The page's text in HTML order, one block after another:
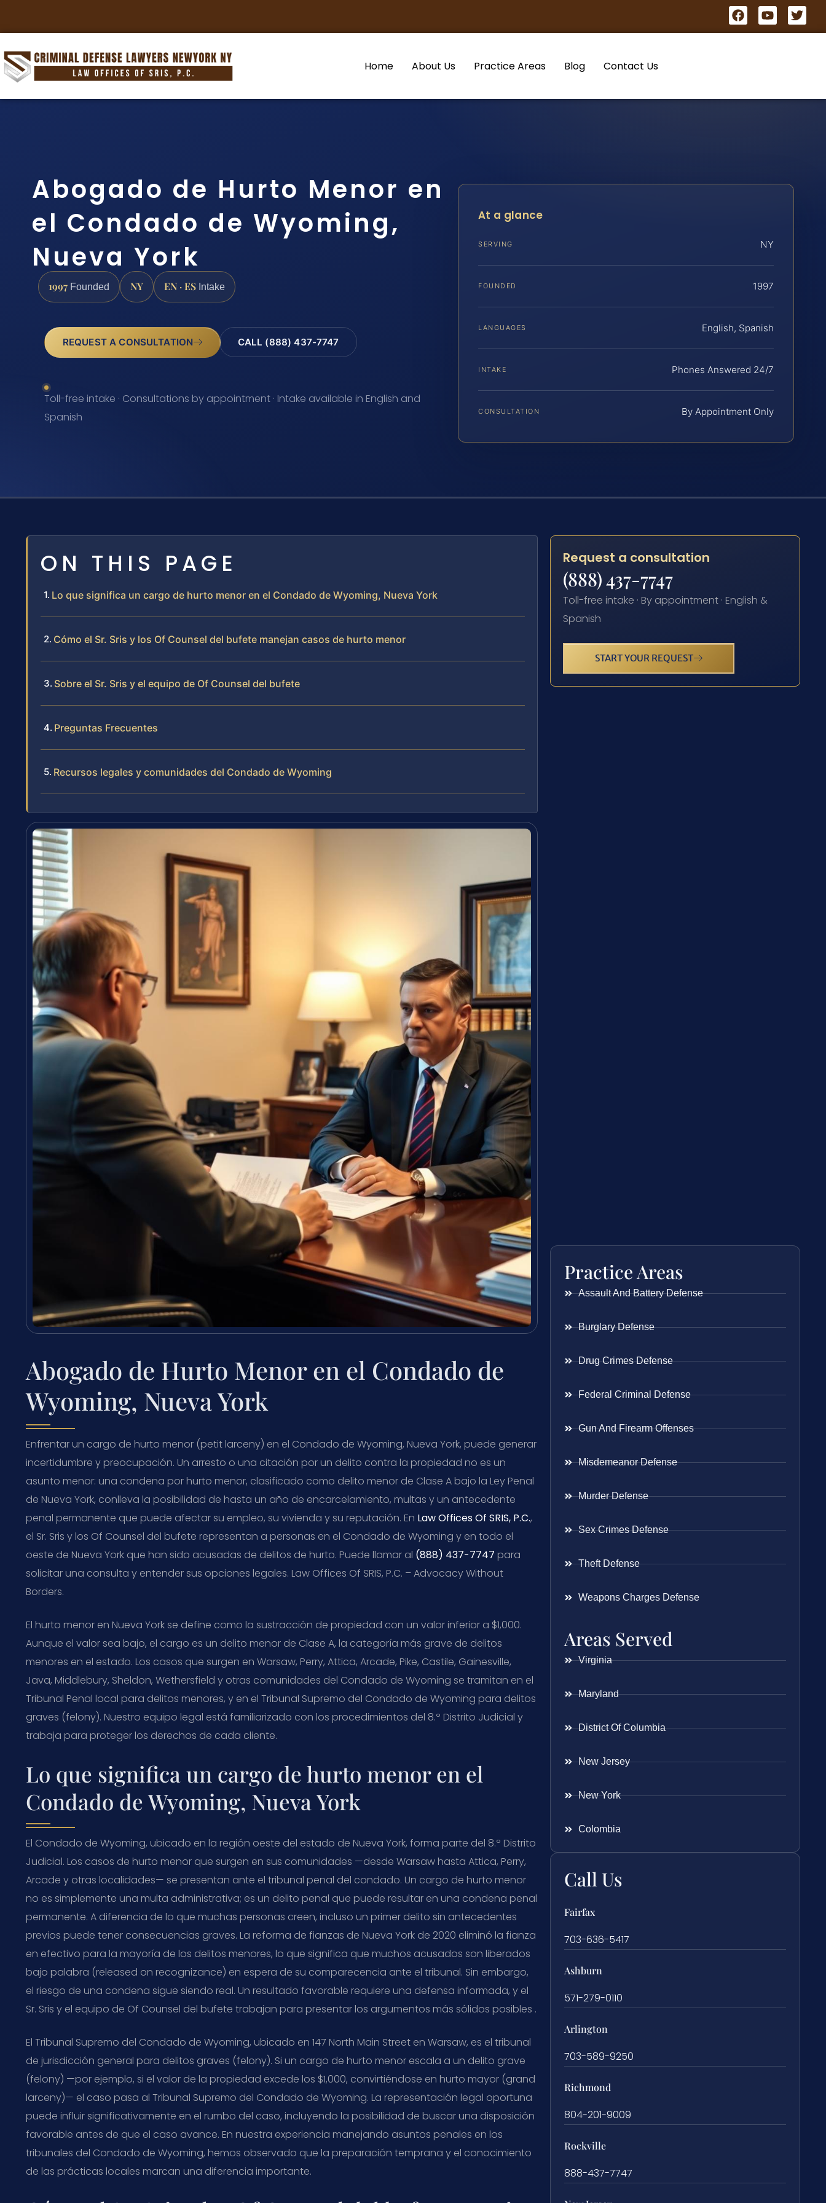
Home About Us Practice Areas Blog Contact Us
Abogado de Hurto Menor en
el Condado de Wyoming,
Nueva York
1997 Founded NY EN · ES Intake
REQUEST A CONSULTATION CALL (888) 437-7747
Toll-free intake · Consultations by appointment · Intake available in English and
Spanish
At a glance
SERVING NY
FOUNDED 1997
LANGUAGES English, Spanish
INTAKE Phones Answered 24/7
CONSULTATION By Appointment Only
ON THIS PAGE
Lo que significa un cargo de hurto menor en el Condado de Wyoming, Nueva York
Cómo el Sr. Sris y los Of Counsel del bufete manejan casos de hurto menor
Sobre el Sr. Sris y el equipo de Of Counsel del bufete
Preguntas Frecuentes
Recursos legales y comunidades del Condado de Wyoming
Abogado de Hurto Menor en el Condado de
Wyoming, Nueva York
Enfrentar un cargo de hurto menor (petit larceny) en el Condado de Wyoming, Nueva York, puede generar
incertidumbre y preocupación. Un arresto o una citación por un delito contra la propiedad no es un
asunto menor: una condena por hurto menor, clasificado como delito menor de Clase A bajo la Ley Penal
de Nueva York, conlleva la posibilidad de hasta un año de encarcelamiento, multas y un antecedente
penal permanente que puede afectar su empleo, su vivienda y su reputación. En Law Offices Of SRIS, P.C.,
el Sr. Sris y los Of Counsel del bufete representan a personas en el Condado de Wyoming y en todo el
oeste de Nueva York que han sido acusadas de delitos de hurto. Puede llamar al (888) 437-7747 para
solicitar una consulta y entender sus opciones legales. Law Offices Of SRIS, P.C. – Advocacy Without
Borders.
El hurto menor en Nueva York se define como la sustracción de propiedad con un valor inferior a $1,000.
Aunque el valor sea bajo, el cargo es un delito menor de Clase A, la categoría más grave de delitos
menores en el estado. Los casos que surgen en Warsaw, Perry, Attica, Arcade, Pike, Castile, Gainesville,
Java, Middlebury, Sheldon, Wethersfield y otras comunidades del Condado de Wyoming se tramitan en el
Tribunal Penal local para delitos menores, y en el Tribunal Supremo del Condado de Wyoming para delitos
graves (felony). Nuestro equipo legal está familiarizado con los procedimientos del 8.º Distrito Judicial y
trabaja para proteger los derechos de cada cliente.
Lo que significa un cargo de hurto menor en el
Condado de Wyoming, Nueva York
El Condado de Wyoming, ubicado en la región oeste del estado de Nueva York, forma parte del 8.º Distrito
Judicial. Los casos de hurto menor que surgen en sus comunidades —desde Warsaw hasta Attica, Perry,
Arcade y otras localidades— se presentan ante el tribunal penal del condado. Un cargo de hurto menor
no es simplemente una multa administrativa; es un delito penal que puede resultar en una condena penal
permanente. A diferencia de lo que muchas personas creen, incluso un primer delito sin antecedentes
previos puede tener consecuencias graves. La reforma de fianzas de Nueva York de 2020 eliminó la fianza
en efectivo para la mayoría de los delitos menores, lo que significa que muchos acusados son liberados
bajo palabra (released on recognizance) en espera de su comparecencia ante el tribunal. Sin embargo,
el riesgo de una condena sigue siendo real. Un resultado favorable requiere una defensa informada, y el
Sr. Sris y el equipo de Of Counsel del bufete trabajan para presentar los argumentos más sólidos posibles .
El Tribunal Supremo del Condado de Wyoming, ubicado en 147 North Main Street en Warsaw, es el tribunal
de jurisdicción general para delitos graves (felony). Si un cargo de hurto menor escala a un delito grave
(felony) —por ejemplo, si el valor de la propiedad excede los $1,000, convirtiéndose en hurto mayor (grand
larceny)— el caso pasa al Tribunal Supremo del Condado de Wyoming. La representación legal oportuna
puede influir significativamente en el rumbo del caso, incluyendo la posibilidad de buscar una disposición
favorable antes de que el caso avance. En nuestra experiencia manejando asuntos penales en los
tribunales del Condado de Wyoming, hemos observado que la preparación temprana y el conocimiento
de las prácticas locales marcan una diferencia importante.
Request a consultation
(888) 437-7747
Toll-free intake · By appointment · English &
Spanish
START YOUR REQUEST
Practice Areas
Assault And Battery Defense
Burglary Defense
Drug Crimes Defense
Federal Criminal Defense
Gun And Firearm Offenses
Misdemeanor Defense
Murder Defense
Sex Crimes Defense
Theft Defense
Weapons Charges Defense
Areas Served
Virginia
Maryland
District Of Columbia
New Jersey
New York
Colombia
Call Us
Fairfax
703-636-5417
Ashburn
571-279-0110
Arlington
703-589-9250
Richmond
804-201-9009
Rockville
888-437-7747